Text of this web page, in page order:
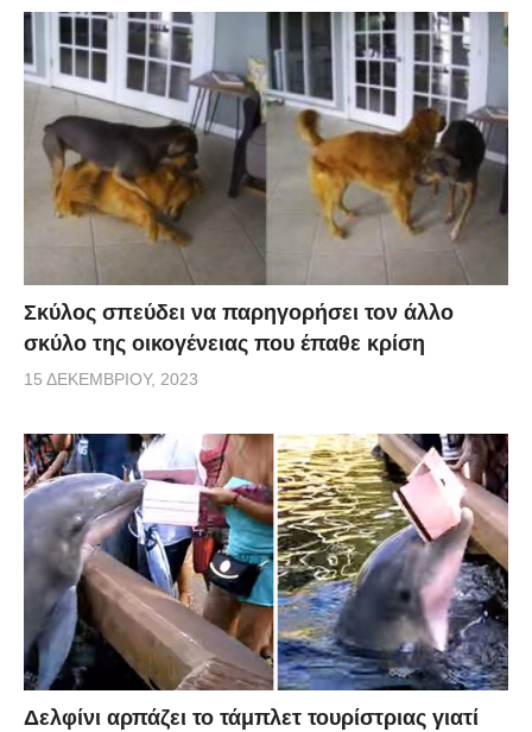
Σκύλος σπεύδει να παρηγορήσει τον άλλο
σκύλο της οικογένειας που έπαθε κρίση
15 ΔΕΚΕΜΒΡΊΟΥ, 2023
Δελφίνι αρπάζει το τάμπλετ τουρίστριας γιατί